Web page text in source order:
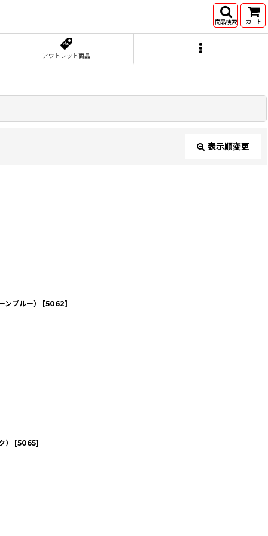
商品検索 カート
アウトレット商品
表示順変更
ブルー） [5062]
[5065]